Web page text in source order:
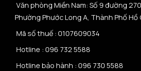
Văn phòng Miền Nam: Số 9 đường
Phường Phước Long A, Thành Phố Hồ
Mã số thuế : 0107609034
Hotline : 096 732 5588
Hotline bảo hành : 096 730 5588